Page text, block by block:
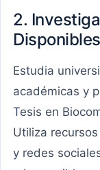
2.
Disponibles
Estudia
académicas y
Tesis en
Utiliza
y redes